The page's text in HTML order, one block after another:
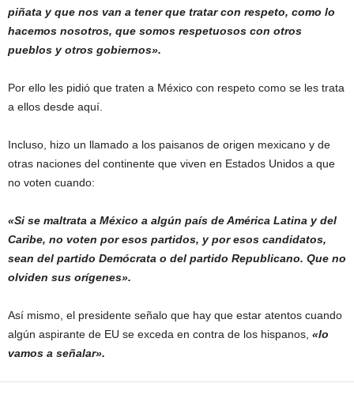
piñata y que nos van a tener que tratar con respeto, como lo
hacemos nosotros, que somos respetuosos con otros
pueblos y otros gobiernos».
Por ello les pidió que traten a México con respeto como se les trata
a ellos desde aquí.
Incluso, hizo un llamado a los paisanos de origen mexicano y de
otras naciones del continente que viven en Estados Unidos a que
no voten cuando:
«Si se maltrata a México a algún país de América Latina y del
Caribe, no voten por esos partidos, y por esos candidatos,
sean del partido Demócrata o del partido Republicano. Que no
olviden sus orígenes».
Así mismo, el presidente señalo que hay que estar atentos cuando
algún aspirante de EU se exceda en contra de los hispanos, «lo
vamos a señalar».